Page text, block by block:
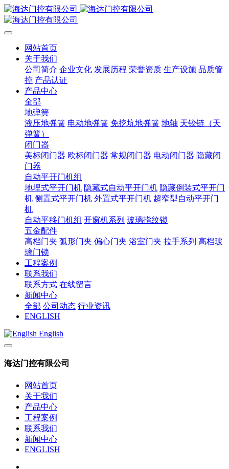
网站首页
关于我们
公司简介 企业文化 发展历程 荣誉资质 生产设施 品质管
控 产品认证
产品中心
全部
地弹簧
液压地弹簧 电动地弹簧 免挖坑地弹簧 地轴 天铰链（天
弹簧）
闭门器
美标闭门器 欧标闭门器 常规闭门器 电动闭门器 隐藏闭
门器
自动平开门机组
地埋式平开门机 隐藏式自动平开门机 隐藏倒装式平开门
机 侧置式平开门机 外置式平开门机 超窄型自动平开门
机
自动平移门机组 开窗机系列 玻璃指纹锁
五金配件
高档门夹 弧形门夹 偏心门夹 浴室门夹 拉手系列 高档玻
璃门锁
工程案例
联系我们
联系方式 在线留言
新闻中心
全部 公司动态 行业资讯
ENGLISH
English
海达门控有限公司
网站首页
关于我们
产品中心
工程案例
联系我们
新闻中心
ENGLISH